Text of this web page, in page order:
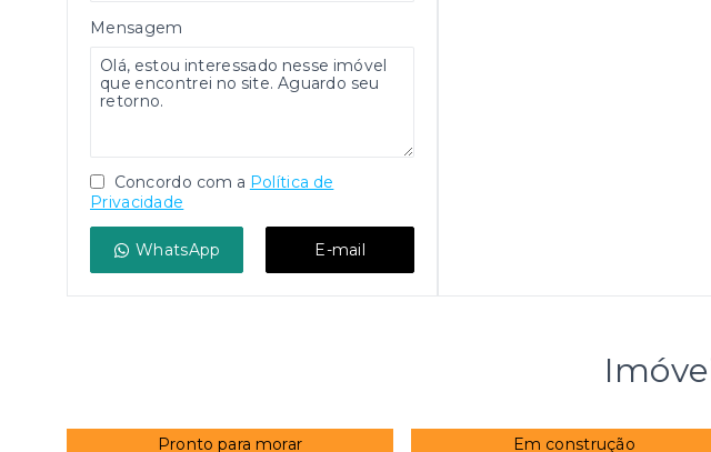
Mensagem
Concordo com a Política de
Privacidade
WhatsApp E-mail
Pronto para morar Em construção